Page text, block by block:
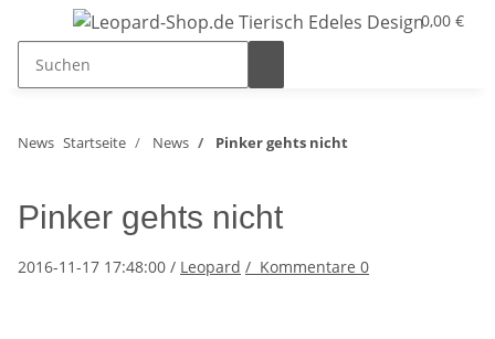
0,00 €
News Startseite News Pinker gehts nicht
Pinker gehts nicht
2016-11-17 17:48:00 / Leopard / Kommentare 0